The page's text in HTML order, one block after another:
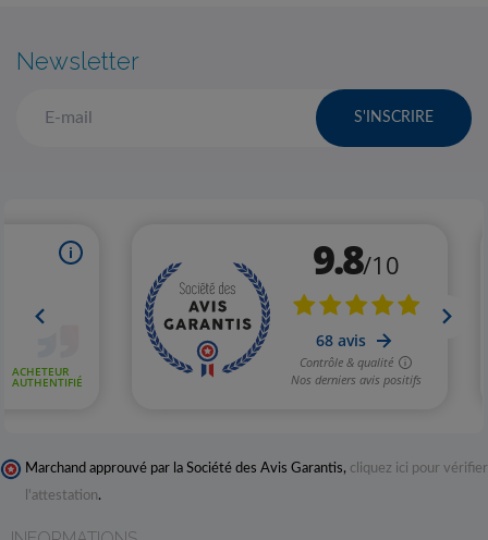
Newsletter
S'INSCRIRE
Marchand approuvé par la Société des Avis Garantis, cliquez ici pour vérifier
l'attestation.